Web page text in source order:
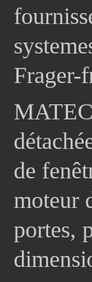
Frager-
de
moteur
portes,